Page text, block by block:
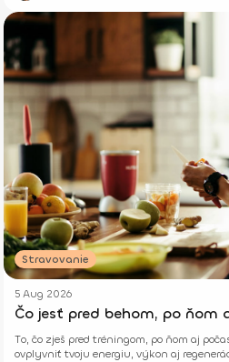
Stravovanie
5 Aug 2026
Čo jesť pred behom, po ňom
To, čo zješ pred tréningom, po ňom aj
ovplyvniť tvoju energiu, výkon aj